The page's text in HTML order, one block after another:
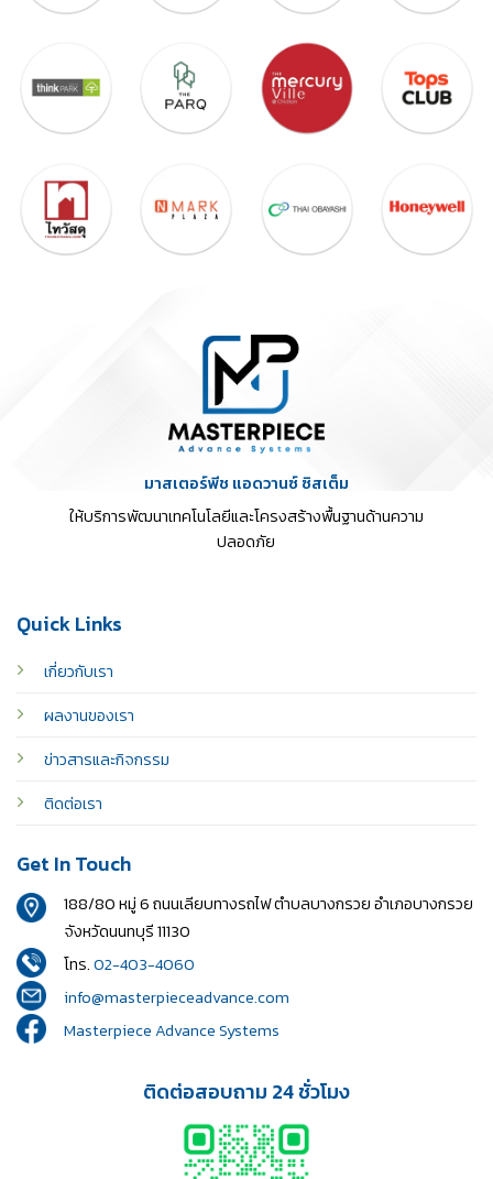
มาสเตอร์พีช แอดวานซ์ ซิสเต็ม
ให้บริการพัฒนาเทคโนโลยีและโครงสร้างพื้นฐานด้านความ
ปลอดภัย
Quick Links
เกี่ยวกับเรา
ผลงานของเรา
ข่าวสารและกิจกรรม
ติดต่อเรา
Get In Touch
188/80 หมู่ 6 ถนนเลียบทางรถไฟ ตำบลบางกรวย อำเภอบางกรวย
จังหวัดนนทบุรี 11130
โทร.02-403-4060
info@masterpieceadvance.com
Masterpiece Advance Systems
ติดต่อสอบถาม 24 ชั่วโมง